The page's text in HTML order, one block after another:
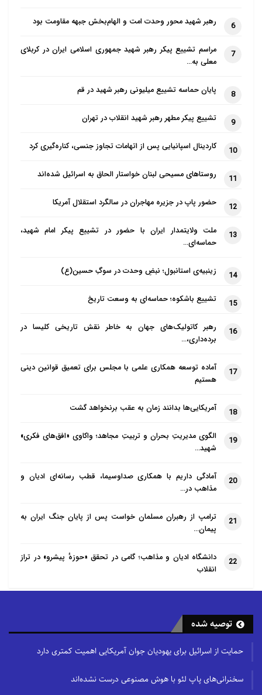
6 رهبر شهید محور وحدت امت و الهام‌بخش جبهه مقاومت بود
7
مراسم تشییع پیکر رهبر شهید جمهوری اسلامی ایران در کربلای
معلی به…
8 پایان حماسه تشییع میلیونی رهبر شهید در قم
9 تشییع پیکر مطهر رهبر شهید انقلاب در تهران
10 کاردینال اسپانیایی پس از اتهامات تجاوز جنسی، کناره‌گیری کرد
11 روستاهای مسیحی لبنان خواستار الحاق به اسرائیل شده‌اند
12 حضور پاپ در جزیره مهاجران در سالگرد استقلال آمریکا
13
ملت ولایتمدار ایران با حضور در تشییع پیکر امام شهید،
حماسه‌ای…
14 زینبیه‌ی استانبول؛ نبضِ وحدت در سوگِ حسین(ع)
15 تشییع باشکوه؛ حماسه‌ای به وسعت تاریخ
16
رهبر کاتولیک‌های جهان به خاطر نقش تاریخی کلیسا در
برده‌داری،…
17
آماده توسعه همکاری علمی با مجلس برای تعمیق قوانین دینی
هستیم
18 آمریکایی‌ها بدانند زمان به عقب برنخواهد گشت
19
الگوی مدیریتِ بحران و تربیتِ مجاهد؛ واکاوی «افق‌های فکری»
شهید…
20
آمادگی داریم با همکاری صداوسیما، قطب رسانه‌ای ادیان و
مذاهب در…
21
ترامپ از رهبران مسلمان خواست پس از پایان جنگ ایران به
پیمان…
22
دانشگاه ادیان و مذاهب؛ گامی در تحقق «حوزهٔ پیشرو» در تراز
انقلاب
توصیه شده
حمایت از اسرائیل برای یهودیان جوان آمریکایی اهمیت کمتری دارد
سخنرانی‌های پاپ لئو با هوش مصنوعی درست نشده‌اند